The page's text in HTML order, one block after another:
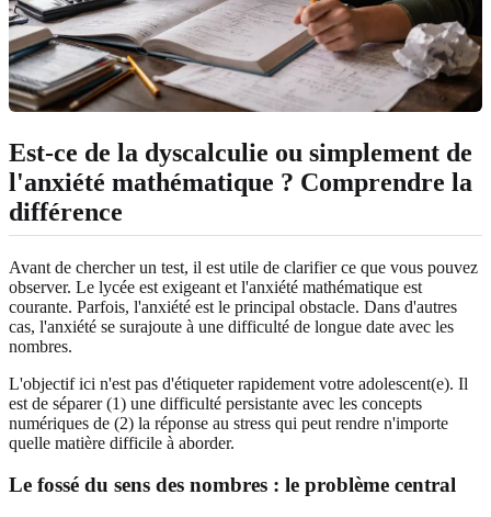
Est-ce de la dyscalculie ou simplement de
l'anxiété mathématique ? Comprendre la
différence
Avant de chercher un test, il est utile de clarifier ce que vous pouvez
observer. Le lycée est exigeant et l'anxiété mathématique est
courante. Parfois, l'anxiété est le principal obstacle. Dans d'autres
cas, l'anxiété se surajoute à une difficulté de longue date avec les
nombres.
L'objectif ici n'est pas d'étiqueter rapidement votre adolescent(e). Il
est de séparer (1) une difficulté persistante avec les concepts
numériques de (2) la réponse au stress qui peut rendre n'importe
quelle matière difficile à aborder.
Le fossé du sens des nombres : le problème central